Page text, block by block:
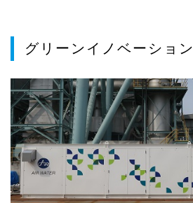
グリーンイノベーション